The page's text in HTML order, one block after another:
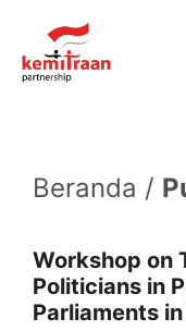
Beranda /
Workshop on
Politicians in
Parliaments